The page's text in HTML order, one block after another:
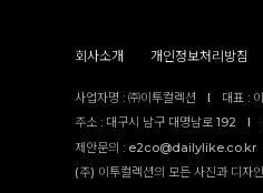
회사소개 개인정보처리방침
사업자명 : ㈜이투컬렉션 I 대표 :
주소 : 대구시 남구 대명남로 192
I
제안문의 : e2co@dailylike.co.kr
(주) 이투컬렉션의 모든 사진과 디자